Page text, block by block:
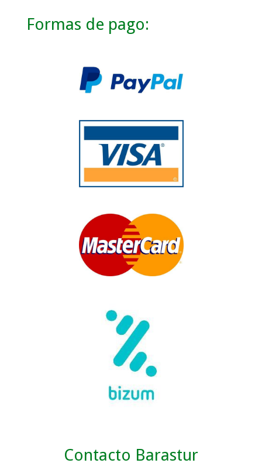
Formas de pago:
Contacto Barastur